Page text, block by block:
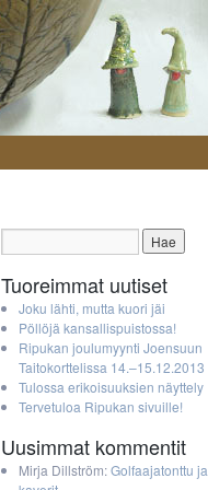
Tuoreimmat uutiset
Joku lähti, mutta kuori jäi
Pöllöjä kansallispuistossa!
Ripukan joulumyynti Joensuun
Taitokorttelissa 14.–15.12.2013
Tulossa erikoisuuksien näyttely
Tervetuloa Ripukan sivuille!
Uusimmat kommentit
Mirja Dillström:Golfaajatonttu ja